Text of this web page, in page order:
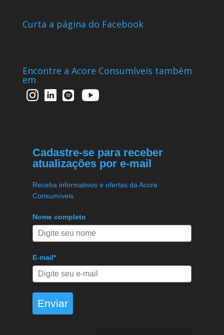
Curta a página do Facebook
Encontre a Acore Consumíveis também
em
Cadastre-se para receber
atualizações por e-mail
Receba informativos e ofertas da Acore
Consumíveis
Nome completo
E-mail*
Enviar